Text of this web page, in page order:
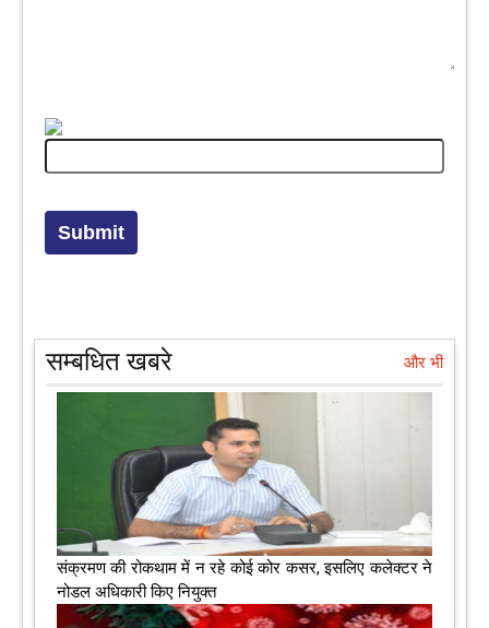
सम्बधित खबरे और भी
संक्रमण की रोकथाम में न रहे कोई कोर कसर, इसलिए कलेक्‍टर ने
नोडल अधिकारी किए नियुक्‍त